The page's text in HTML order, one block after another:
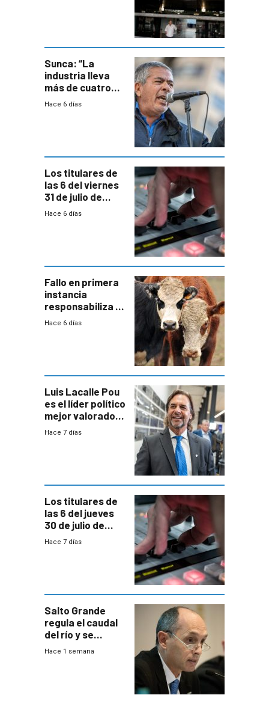
Sunca: “La
industria lleva
más de cuatro
meses sin
Hace 6 días
Los titulares de
las 6 del viernes
31 de julio de
2026
Hace 6 días
Fallo en primera
instancia
responsabiliza al
Estado por falta
Hace 6 días
Luis Lacalle Pou
es el líder político
mejor valorado
del país, según
Hace 7 días
Los titulares de
las 6 del jueves
30 de julio de
2026
Hace 7 días
Salto Grande
regula el caudal
del río y se
prepara para un
Hace 1 semana